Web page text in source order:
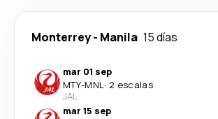
Monterrey- Manila 15 días
mar 01 sep
MTY-MNL· 2 escalas
JAL
mar 15 sep